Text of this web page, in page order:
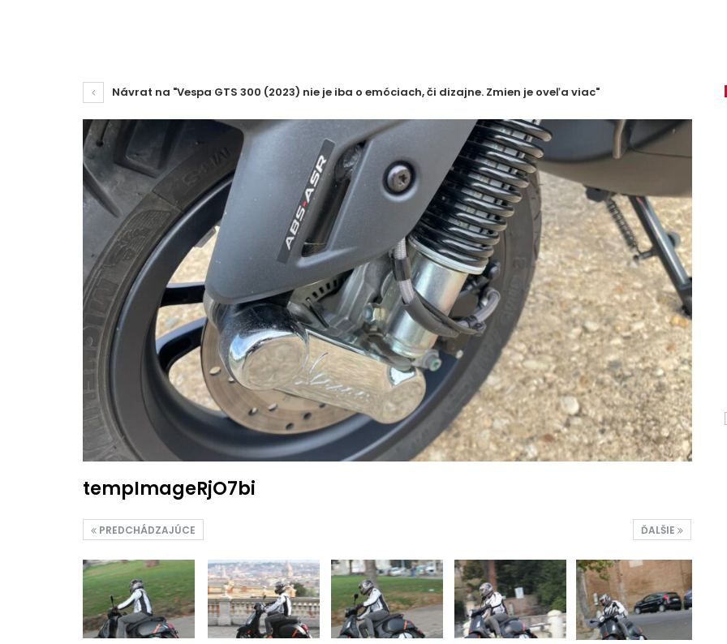
Návrat na "Vespa GTS 300 (2023) nie je iba o emóciach, či dizajne. Zmien je oveľa viac"
tempImageRjO7bi
ĎALŠIE
PREDCHÁDZAJÚCE